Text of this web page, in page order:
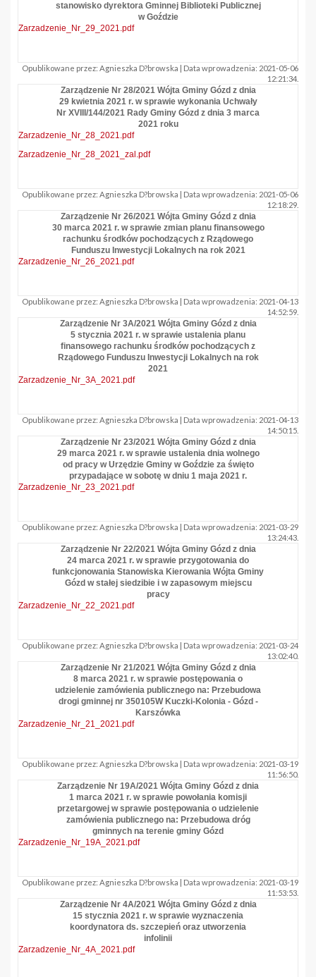
stanowisko dyrektora Gminnej Biblioteki Publicznej
w Goździe
Zarzadzenie_Nr_29_2021.pdf
Opublikowane przez: Agnieszka D?browska | Data wprowadzenia: 2021-05-06
12:21:34.
Zarządzenie Nr 28/2021 Wójta Gminy Gózd z dnia
29 kwietnia 2021 r. w sprawie wykonania Uchwały
Nr XVIII/144/2021 Rady Gminy Gózd z dnia 3 marca
2021 roku
Zarzadzenie_Nr_28_2021.pdf
Zarzadzenie_Nr_28_2021_zal.pdf
Opublikowane przez: Agnieszka D?browska | Data wprowadzenia: 2021-05-06
12:18:29.
Zarządzenie Nr 26/2021 Wójta Gminy Gózd z dnia
30 marca 2021 r. w sprawie zmian planu finansowego
rachunku środków pochodzących z Rządowego
Funduszu Inwestycji Lokalnych na rok 2021
Zarzadzenie_Nr_26_2021.pdf
Opublikowane przez: Agnieszka D?browska | Data wprowadzenia: 2021-04-13
14:52:59.
Zarządzenie Nr 3A/2021 Wójta Gminy Gózd z dnia
5 stycznia 2021 r. w sprawie ustalenia planu
finansowego rachunku środków pochodzących z
Rządowego Funduszu Inwestycji Lokalnych na rok
2021
Zarzadzenie_Nr_3A_2021.pdf
Opublikowane przez: Agnieszka D?browska | Data wprowadzenia: 2021-04-13
14:50:15.
Zarządzenie Nr 23/2021 Wójta Gminy Gózd z dnia
29 marca 2021 r. w sprawie ustalenia dnia wolnego
od pracy w Urzędzie Gminy w Goździe za święto
przypadające w sobotę w dniu 1 maja 2021 r.
Zarzadzenie_Nr_23_2021.pdf
Opublikowane przez: Agnieszka D?browska | Data wprowadzenia: 2021-03-29
13:24:43.
Zarządzenie Nr 22/2021 Wójta Gminy Gózd z dnia
24 marca 2021 r. w sprawie przygotowania do
funkcjonowania Stanowiska Kierowania Wójta Gminy
Gózd w stałej siedzibie i w zapasowym miejscu
pracy
Zarzadzenie_Nr_22_2021.pdf
Opublikowane przez: Agnieszka D?browska | Data wprowadzenia: 2021-03-24
13:02:40.
Zarządzenie Nr 21/2021 Wójta Gminy Gózd z dnia
8 marca 2021 r. w sprawie postępowania o
udzielenie zamówienia publicznego na: Przebudowa
drogi gminnej nr 350105W Kuczki-Kolonia - Gózd -
Karszówka
Zarzadzenie_Nr_21_2021.pdf
Opublikowane przez: Agnieszka D?browska | Data wprowadzenia: 2021-03-19
11:56:50.
Zarządzenie Nr 19A/2021 Wójta Gminy Gózd z dnia
1 marca 2021 r. w sprawie powołania komisji
przetargowej w sprawie postępowania o udzielenie
zamówienia publicznego na: Przebudowa dróg
gminnych na terenie gminy Gózd
Zarzadzenie_Nr_19A_2021.pdf
Opublikowane przez: Agnieszka D?browska | Data wprowadzenia: 2021-03-19
11:53:53.
Zarządzenie Nr 4A/2021 Wójta Gminy Gózd z dnia
15 stycznia 2021 r. w sprawie wyznaczenia
koordynatora ds. szczepień oraz utworzenia
infolinii
Zarzadzenie_Nr_4A_2021.pdf